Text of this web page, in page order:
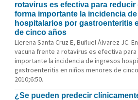
rotavirus es efectiva para reducir
forma importante la incidencia
hospitalarios por gastroenteritis
de cinco años
Llerena Santa Cruz E, Buñuel Álvarez JC.
vacuna frente a rotavirus es efectiva
importante la incidencia de ingresos
gastroenteritis en niños menores de
2010;6:50.
¿Se pueden predecir